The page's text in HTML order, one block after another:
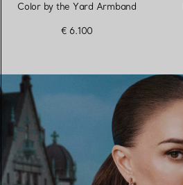
Color by the Yard Armband
€ 6.100